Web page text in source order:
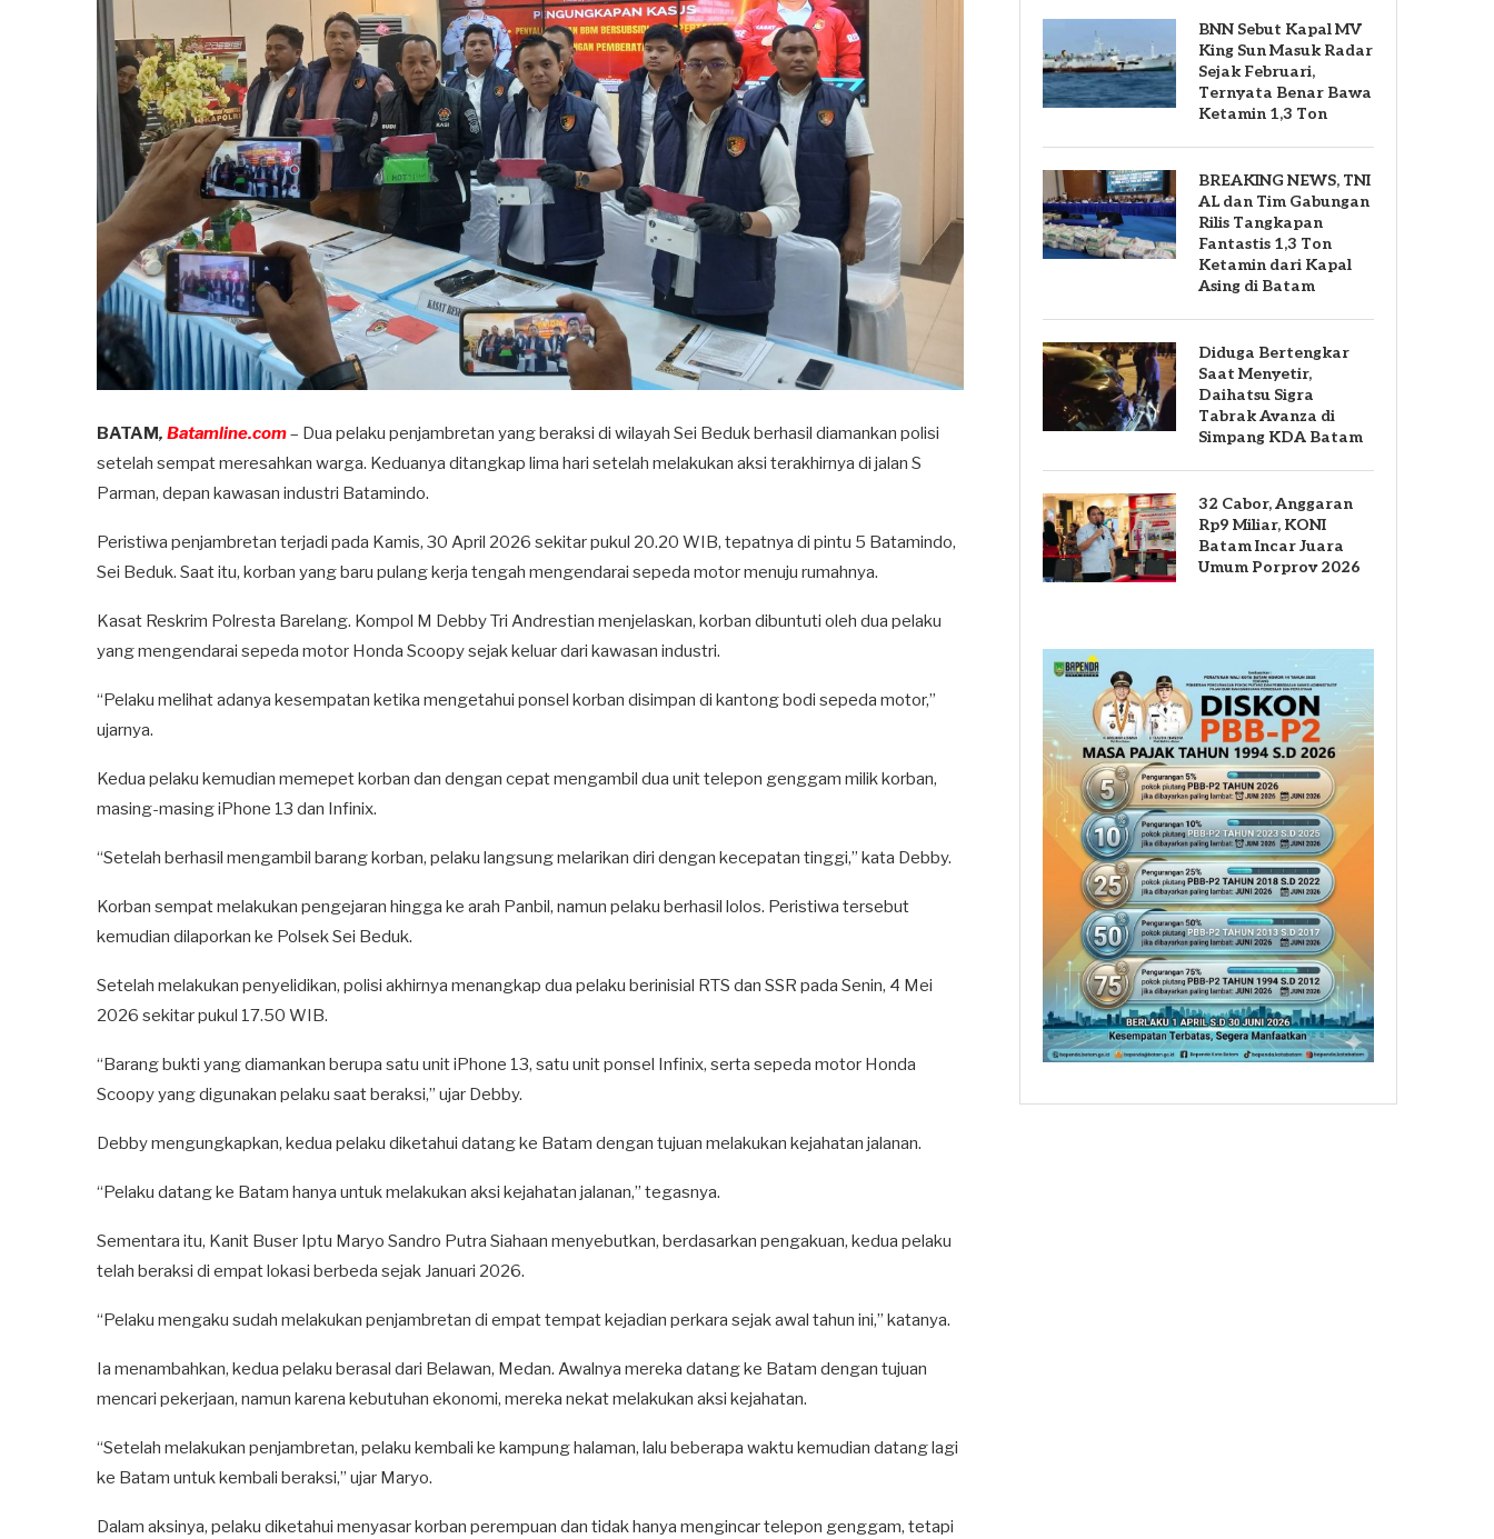
BATAM, Batamline.com– Dua pelaku penjambretan yang beraksi di wilayah Sei Beduk berhasil diamankan polisi
setelah sempat meresahkan warga. Keduanya ditangkap lima hari setelah melakukan aksi terakhirnya di jalan S
Parman, depan kawasan industri Batamindo.
Peristiwa penjambretan terjadi pada Kamis, 30 April 2026 sekitar pukul 20.20 WIB, tepatnya di pintu 5 Batamindo,
Sei Beduk. Saat itu, korban yang baru pulang kerja tengah mengendarai sepeda motor menuju rumahnya.
Kasat Reskrim Polresta Barelang. Kompol M Debby Tri Andrestian menjelaskan, korban dibuntuti oleh dua pelaku
yang mengendarai sepeda motor Honda Scoopy sejak keluar dari kawasan industri.
“Pelaku melihat adanya kesempatan ketika mengetahui ponsel korban disimpan di kantong bodi sepeda motor,”
ujarnya.
Kedua pelaku kemudian memepet korban dan dengan cepat mengambil dua unit telepon genggam milik korban,
masing-masing iPhone 13 dan Infinix.
“Setelah berhasil mengambil barang korban, pelaku langsung melarikan diri dengan kecepatan tinggi,” kata Debby.
Korban sempat melakukan pengejaran hingga ke arah Panbil, namun pelaku berhasil lolos. Peristiwa tersebut
kemudian dilaporkan ke Polsek Sei Beduk.
Setelah melakukan penyelidikan, polisi akhirnya menangkap dua pelaku berinisial RTS dan SSR pada Senin, 4 Mei
2026 sekitar pukul 17.50 WIB.
“Barang bukti yang diamankan berupa satu unit iPhone 13, satu unit ponsel Infinix, serta sepeda motor Honda
Scoopy yang digunakan pelaku saat beraksi,” ujar Debby.
Debby mengungkapkan, kedua pelaku diketahui datang ke Batam dengan tujuan melakukan kejahatan jalanan.
“Pelaku datang ke Batam hanya untuk melakukan aksi kejahatan jalanan,” tegasnya.
Sementara itu, Kanit Buser Iptu Maryo Sandro Putra Siahaan menyebutkan, berdasarkan pengakuan, kedua pelaku
telah beraksi di empat lokasi berbeda sejak Januari 2026.
“Pelaku mengaku sudah melakukan penjambretan di empat tempat kejadian perkara sejak awal tahun ini,” katanya.
Ia menambahkan, kedua pelaku berasal dari Belawan, Medan. Awalnya mereka datang ke Batam dengan tujuan
mencari pekerjaan, namun karena kebutuhan ekonomi, mereka nekat melakukan aksi kejahatan.
“Setelah melakukan penjambretan, pelaku kembali ke kampung halaman, lalu beberapa waktu kemudian datang lagi
ke Batam untuk kembali beraksi,” ujar Maryo.
Dalam aksinya, pelaku diketahui menyasar korban perempuan dan tidak hanya mengincar telepon genggam, tetapi
BNN Sebut Kapal MV
King Sun Masuk Radar
Sejak Februari,
Ternyata Benar Bawa
Ketamin 1,3 Ton
BREAKING NEWS, TNI
AL dan Tim Gabungan
Rilis Tangkapan
Fantastis 1,3 Ton
Ketamin dari Kapal
Asing di Batam
Diduga Bertengkar
Saat Menyetir,
Daihatsu Sigra
Tabrak Avanza di
Simpang KDA Batam
32 Cabor, Anggaran
Rp9 Miliar, KONI
Batam Incar Juara
Umum Porprov 2026